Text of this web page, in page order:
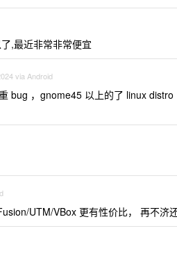
,最近非常非常便宜
via Android
bug ，gnome45 以上的了 linux
UTM/VBox 更有性价比， 再不济